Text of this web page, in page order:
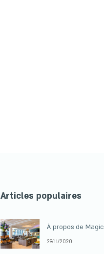
Articles populaires
À propos de
29/11/2020